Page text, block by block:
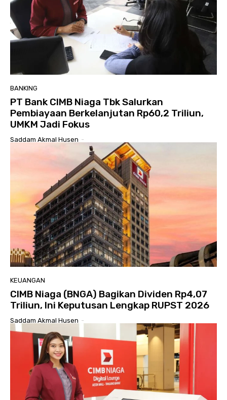
BANKING
PT Bank CIMB Niaga Tbk Salurkan
Pembiayaan Berkelanjutan Rp60,2 Triliun,
UMKM Jadi Fokus
Saddam Akmal Husen -
KEUANGAN
CIMB Niaga (BNGA) Bagikan Dividen Rp4,07
Triliun, Ini Keputusan Lengkap RUPST 2026
Saddam Akmal Husen -